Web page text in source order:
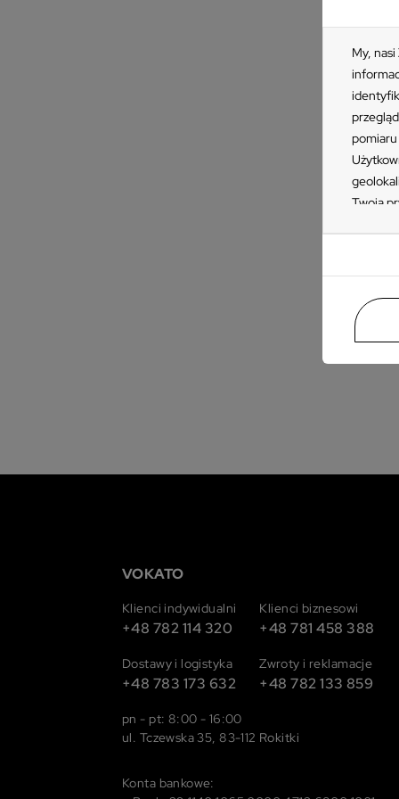
My,
pomiaru
Twoją
VOKATO
Klienci indywidualni
+48 782 114 320
Klienci biznesowi
+48 781 458 388
Dostawy i logistyka
+48 783 173 632
Zwroty i reklamacje
+48 782 133 859
pn - pt: 8:00 - 16:00
ul. Tczewska 35, 83-112 Rokitki
Konta bankowe: